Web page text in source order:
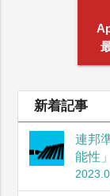
新着記事
連邦
能性